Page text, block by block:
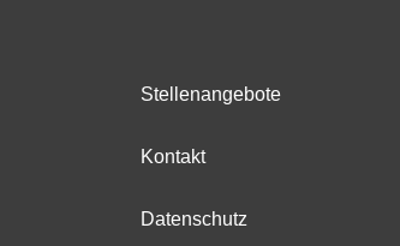
Stellenangebote
Kontakt
Datenschutz